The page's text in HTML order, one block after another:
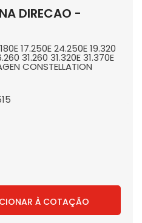
DIRECAO -
17.250E 24.250E 19.320
31.260 31.320E 31.370E
CONSTELLATION
À COTAÇÃO